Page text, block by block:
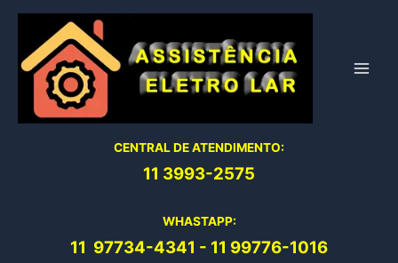
conteúdo
CENTRAL DE ATENDIMENTO:
11 3993-2575
WHASTAPP:
11 97734-4341 - 11 99776-1016